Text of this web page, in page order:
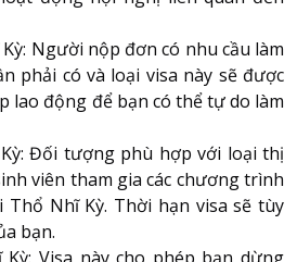
Người nộp đơn có nhu cầu làm
phải có và loại visa này sẽ được
lao động để bạn có thể tự do làm
Đối tượng phù hợp với loại thị
viên tham gia các chương trình
Nhĩ Kỳ. Thời hạn visa sẽ tùy
bạn.